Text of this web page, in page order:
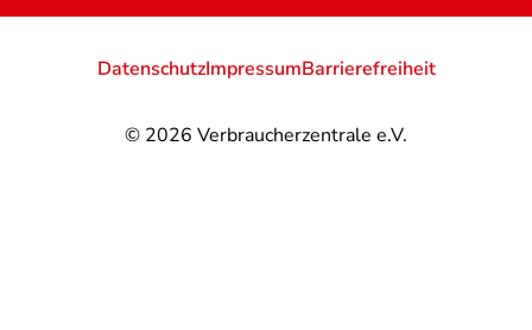
© 2026 Verbraucherzentrale e.V.
DatenschutzImpressumBarrierefreiheit